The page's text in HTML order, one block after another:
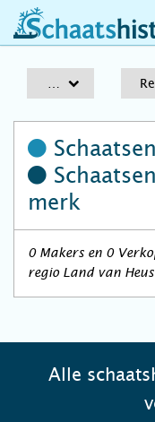
merk
0 Makers en 0
regio Land van
Alle